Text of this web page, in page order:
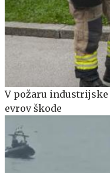
V požaru industrijske
evrov škode